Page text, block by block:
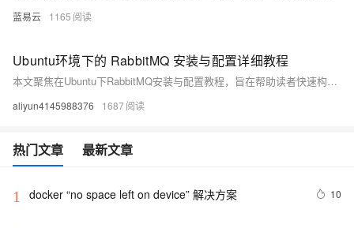
蓝易云 1165
Ubuntu环境下的 RabbitMQ 安装与配置详细教程
本文聚焦在Ubuntu下RabbitMQ安装与配置教程，旨在帮助读者快速构建稳定可用的消息队列服务。
aliyun4145988376 1687
热门文章 最新文章
1 docker “no space left on device” 解决方案 10